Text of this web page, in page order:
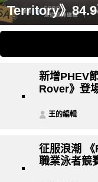
Territory》
件組 《Ford
新增PHEV
Rover》登
王的編輯
征服浪潮
職業泳者競